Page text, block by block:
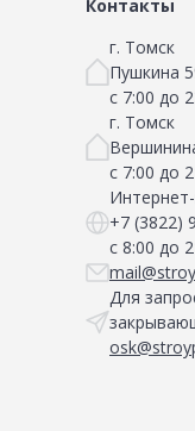
Сад и огород
Контакты
г. Томск
Пушкина
с 7:00 до
г. Томск
с 7:00 до
+7 (3822)
с 8:00 до
Для